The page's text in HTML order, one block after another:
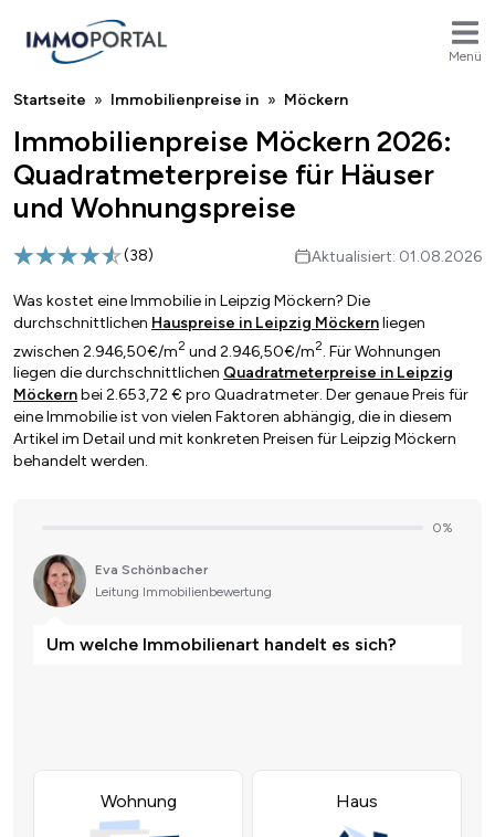
Menü
Breadcrumb
Startseite Immobilienpreise in Möckern
Immobilienpreise Möckern 2026:
Quadratmeterpreise für Häuser
und Wohnungspreise
(38) Aktualisiert: 01.08.2026
Was kostet eine Immobilie in Leipzig Möckern? Die
durchschnittlichen Hauspreise in Leipzig Möckernliegen
zwischen 2.946,50€/m2 und 2.946,50€/m2. Für Wohnungen
liegen die durchschnittlichen Quadratmeterpreise in Leipzig
Möckernbei 2.653,72 € pro Quadratmeter. Der genaue Preis für
eine Immobilie ist von vielen Faktoren abhängig, die in diesem
Artikel im Detail und mit konkreten Preisen für Leipzig Möckern
behandelt werden.